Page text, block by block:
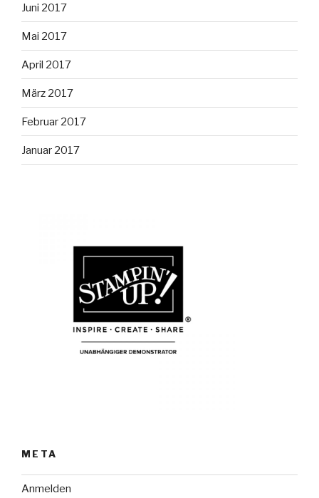
Juni 2017
Mai 2017
April 2017
März 2017
Februar 2017
Januar 2017
META
Anmelden